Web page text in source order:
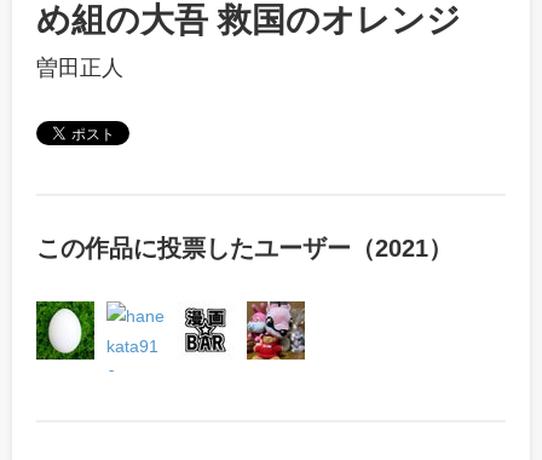
め組の大吾 救国のオレンジ
曽田正人
この作品に投票したユーザー（2021）